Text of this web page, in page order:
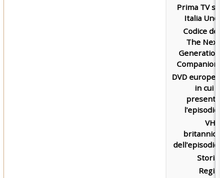
Prima TV su
Italia Uno:
Codice del
The Next
Generation
Companion:
DVD europeo
in cui è
presente
l'episodio:
VHS
britannica
dell'episodio:
Storia:
Regia: